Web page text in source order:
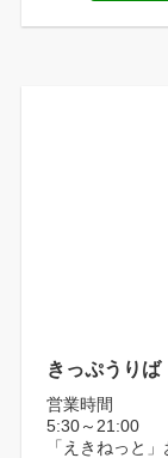
きっぷうりば
営業時間
5:30～21:00
「えきねっと